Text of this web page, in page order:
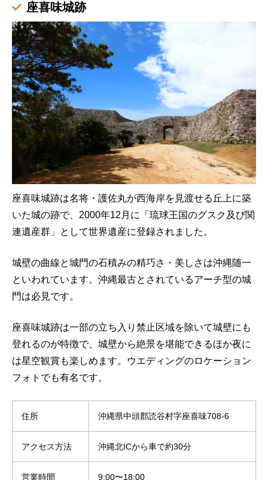
座喜味城跡
座喜味城跡は名将・護佐丸が西海岸を見渡せる丘上に築
いた城の跡で、2000年12月に「琉球王国のグスク及び関
連遺産群」として世界遺産に登録されました。
城壁の曲線と城門の石積みの精巧さ・美しさは沖縄随一
といわれています。沖縄最古とされているアーチ型の城
門は必見です。
座喜味城跡は一部の立ち入り禁止区域を除いて城壁にも
登れるのが特徴で、城壁から絶景を堪能できるほか夜に
は星空観賞も楽しめます。ウエディングのロケーション
フォトでも有名です。
住所 沖縄県中頭郡読谷村字座喜味708-6
アクセス方法 沖縄北ICから車で約30分
営業時間 9:00〜18:00